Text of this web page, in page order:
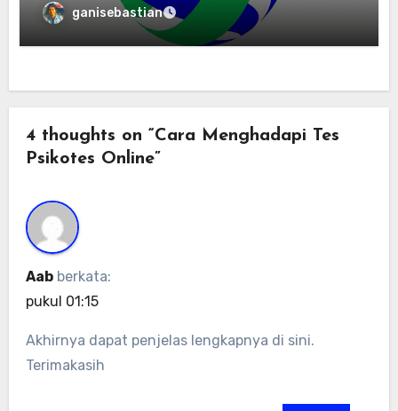
Zhuochuangtong untuk mempercepat
transisi energi Indonesia — raksasa
energi global bergabung dengan tim
ganisebastian
4 thoughts on “Cara Menghadapi Tes
Psikotes Online”
Aab berkata:
pukul 01:15
Akhirnya dapat penjelas lengkapnya di sini.
Terimakasih